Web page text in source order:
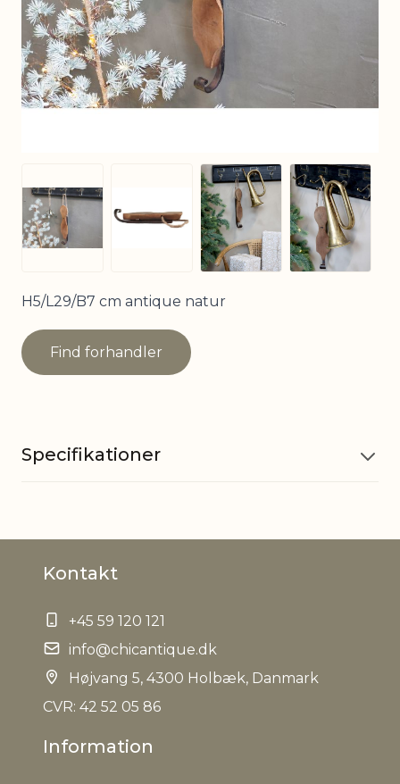
View larger imageView larger image
View larger image
View
H5/L29/B7 cm antique natur
Find forhandler
Specifikationer
EAN
Nettovægt
Kontakt
+45 59 120 121
info@chicantique.dk
Højvang 5, 4300 Holbæk, Danmark
CVR: 42 52 05 86
Information